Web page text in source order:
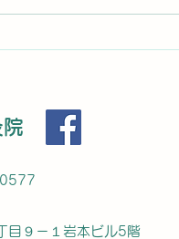
して鍼を
めて
目９－１岩本ビル5階